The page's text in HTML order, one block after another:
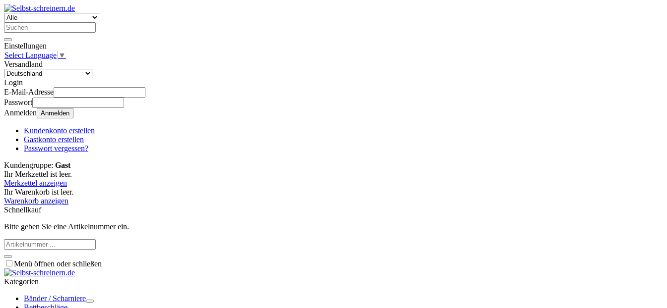
Einstellungen
Select Language ▼
Versandland
Login
E-Mail-Adresse
Passwort
Anmelden Anmelden
Kundenkonto erstellen
Gastkonto erstellen
Passwort vergessen?
Kundengruppe: Gast
Ihr Merkzettel ist leer.
Merkzettel anzeigen
Ihr Warenkorb ist leer.
Warenkorb anzeigen
Schnellkauf
Bitte geben Sie eine Artikelnummer ein.
Menü öffnen oder schließen
Kategorien
Bänder / Scharniere